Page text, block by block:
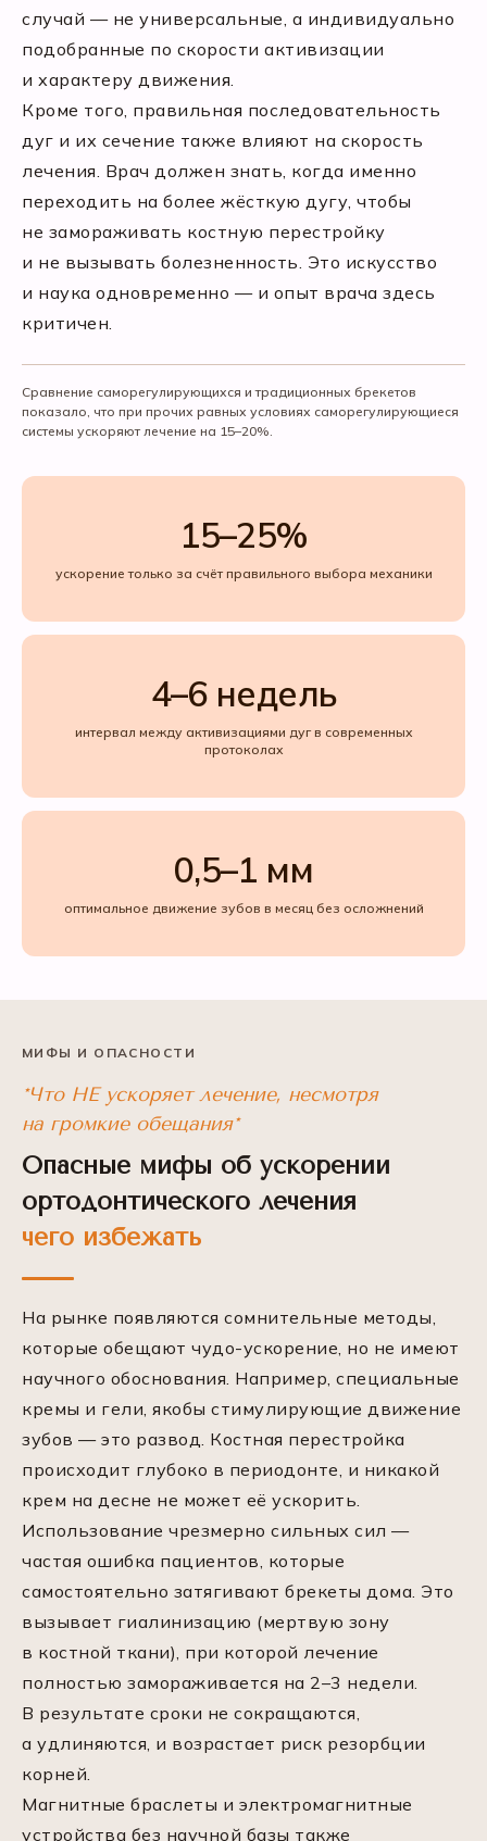
случай — не универсальные, а индивидуально
подобранные по скорости активизации
и характеру движения.
Кроме того, правильная последовательность
дуг и их сечение также влияют на скорость
лечения. Врач должен знать, когда именно
переходить на более жёсткую дугу, чтобы
не замораживать костную перестройку
и не вызывать болезненность. Это искусство
и наука одновременно — и опыт врача здесь
критичен.
Сравнение саморегулирующихся и традиционных брекетов
показало, что при прочих равных условиях саморегулирующиеся
системы ускоряют лечение на 15–20%.
15–25%
ускорение только за счёт правильного выбора механики
4–6 недель
интервал между активизациями дуг в современных
протоколах
0,5–1 мм
оптимальное движение зубов в месяц без осложнений
МИФЫ И ОПАСНОСТИ
*Что НЕ ускоряет лечение, несмотря
на громкие обещания*
Опасные мифы об ускорении
ортодонтического лечения
чего избежать
На рынке появляются сомнительные методы,
которые обещают чудо-ускорение, но не имеют
научного обоснования. Например, специальные
кремы и гели, якобы стимулирующие движение
зубов — это развод. Костная перестройка
происходит глубоко в периодонте, и никакой
крем на десне не может её ускорить.
Использование чрезмерно сильных сил —
частая ошибка пациентов, которые
самостоятельно затягивают брекеты дома. Это
вызывает гиалинизацию (мертвую зону
в костной ткани), при которой лечение
полностью замораживается на 2–3 недели.
В результате сроки не сокращаются,
а удлиняются, и возрастает риск резорбции
корней.
Магнитные браслеты и электромагнитные
устройства без научной базы также